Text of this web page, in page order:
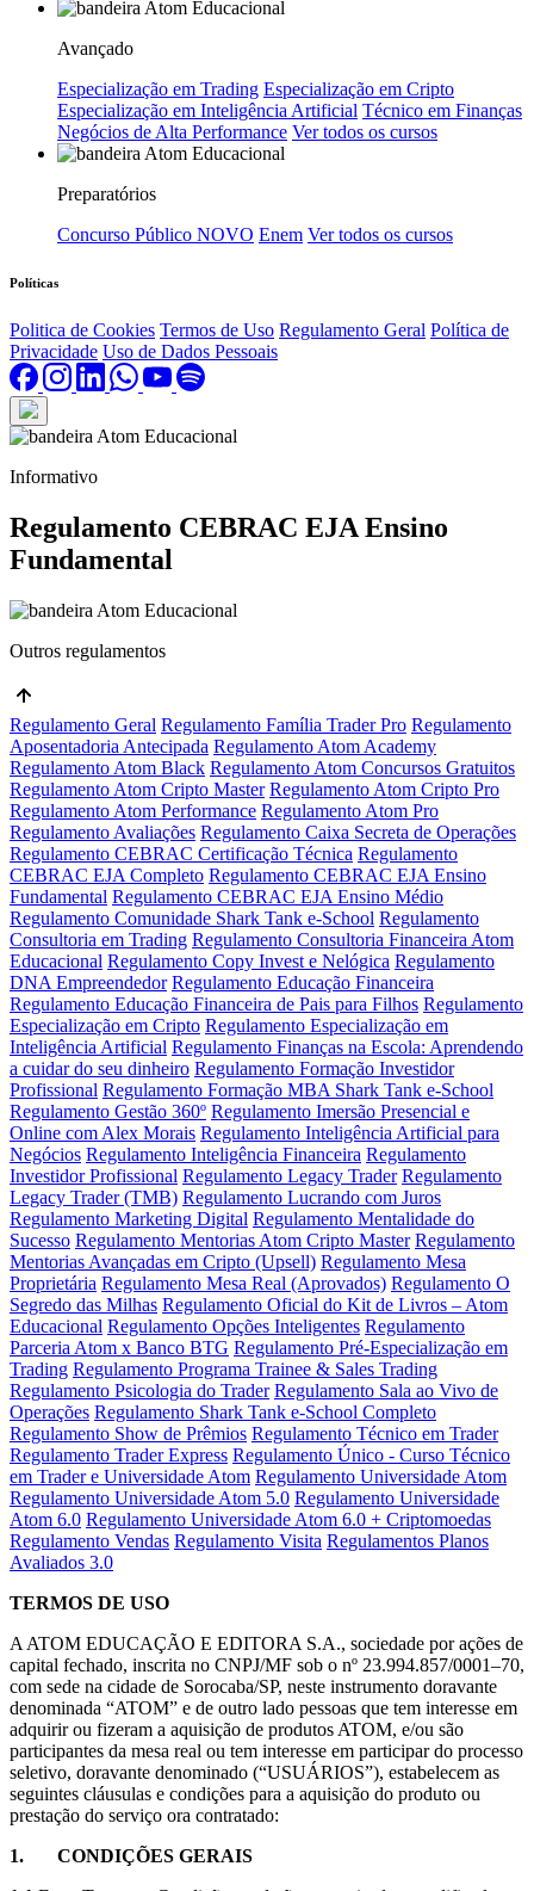
Avançado
Especialização em Trading Especialização em Cripto
Especialização em Inteligência Artificial Técnico em Finanças
Negócios de Alta Performance Ver todos os cursos
Preparatórios
Concurso Público NOVO Enem Ver todos os cursos
Políticas
Politica de Cookies Termos de Uso Regulamento Geral Política de
Privacidade Uso de Dados Pessoais
Informativo
Regulamento CEBRAC EJA Ensino
Fundamental
Outros regulamentos
Regulamento Geral Regulamento Família Trader Pro Regulamento
Aposentadoria Antecipada Regulamento Atom Academy
Regulamento Atom Black Regulamento Atom Concursos Gratuitos
Regulamento Atom Cripto Master Regulamento Atom Cripto Pro
Regulamento Atom Performance Regulamento Atom Pro
Regulamento Avaliações Regulamento Caixa Secreta de Operações
Regulamento CEBRAC Certificação Técnica Regulamento
CEBRAC EJA Completo Regulamento CEBRAC EJA Ensino
Fundamental Regulamento CEBRAC EJA Ensino Médio
Regulamento Comunidade Shark Tank e-School Regulamento
Consultoria em Trading Regulamento Consultoria Financeira Atom
Educacional Regulamento Copy Invest e Nelógica Regulamento
DNA Empreendedor Regulamento Educação Financeira
Regulamento Educação Financeira de Pais para Filhos Regulamento
Especialização em Cripto Regulamento Especialização em
Inteligência Artificial Regulamento Finanças na Escola: Aprendendo
a cuidar do seu dinheiro Regulamento Formação Investidor
Profissional Regulamento Formação MBA Shark Tank e-School
Regulamento Gestão 360º Regulamento Imersão Presencial e
Online com Alex Morais Regulamento Inteligência Artificial para
Negócios Regulamento Inteligência Financeira Regulamento
Investidor Profissional Regulamento Legacy Trader Regulamento
Legacy Trader (TMB) Regulamento Lucrando com Juros
Regulamento Marketing Digital Regulamento Mentalidade do
Sucesso Regulamento Mentorias Atom Cripto Master Regulamento
Mentorias Avançadas em Cripto (Upsell) Regulamento Mesa
Proprietária Regulamento Mesa Real (Aprovados) Regulamento O
Segredo das Milhas Regulamento Oficial do Kit de Livros – Atom
Educacional Regulamento Opções Inteligentes Regulamento
Parceria Atom x Banco BTG Regulamento Pré-Especialização em
Trading Regulamento Programa Trainee & Sales Trading
Regulamento Psicologia do Trader Regulamento Sala ao Vivo de
Operações Regulamento Shark Tank e-School Completo
Regulamento Show de Prêmios Regulamento Técnico em Trader
Regulamento Trader Express Regulamento Único - Curso Técnico
em Trader e Universidade Atom Regulamento Universidade Atom
Regulamento Universidade Atom 5.0 Regulamento Universidade
Atom 6.0 Regulamento Universidade Atom 6.0 + Criptomoedas
Regulamento Vendas Regulamento Visita Regulamentos Planos
Avaliados 3.0
TERMOS DE USO
A ATOM EDUCAÇÃO E EDITORA S.A., sociedade por ações de
capital fechado, inscrita no CNPJ/MF sob o nº 23.994.857/0001–70,
com sede na cidade de Sorocaba/SP, neste instrumento doravante
denominada “ATOM” e de outro lado pessoas que tem interesse em
adquirir ou fizeram a aquisição de produtos ATOM, e/ou são
participantes da mesa real ou tem interesse em participar do processo
seletivo, doravante denominado (“USUÁRIOS”), estabelecem as
seguintes cláusulas e condições para a aquisição do produto ou
prestação do serviço ora contratado:
1. CONDIÇÕES GERAIS